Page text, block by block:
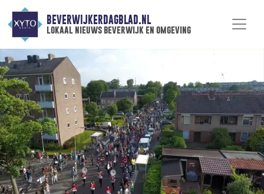
BEVERWIJKERDAGBLAD.NL
lokaal nieuws beverwijk en omgeving